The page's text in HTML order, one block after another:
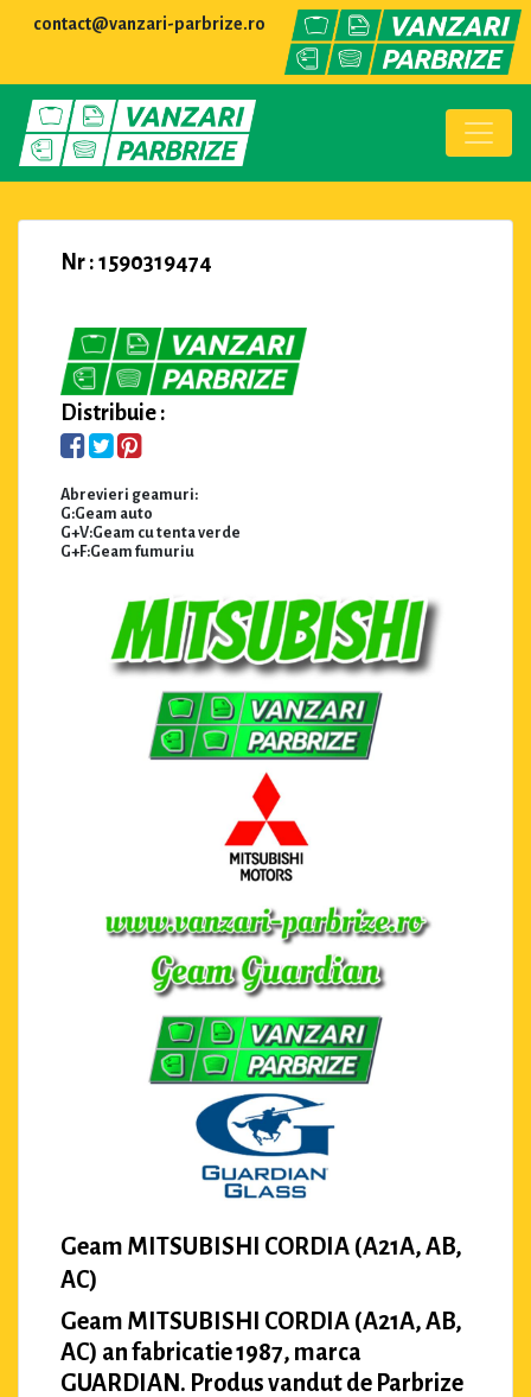
contact@vanzari-parbrize.ro
Nr : 1590319474
Distribuie :
Abrevieri geamuri:
G:Geam auto
G+V:Geam cu tenta verde
G+F:Geam fumuriu
Geam MITSUBISHI CORDIA (A21A, AB,
AC)
Geam MITSUBISHI CORDIA (A21A, AB,
AC) an fabricatie 1987, marca
GUARDIAN. Produs vandut de Parbrize